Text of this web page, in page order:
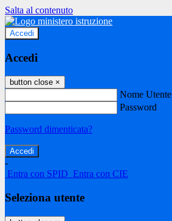
Salta al contenuto
Accedi
Accedi
button close ×
Nome Utente
Password
Password dimenticata?
-
Entra con SPID Entra con CIE
Seleziona utente